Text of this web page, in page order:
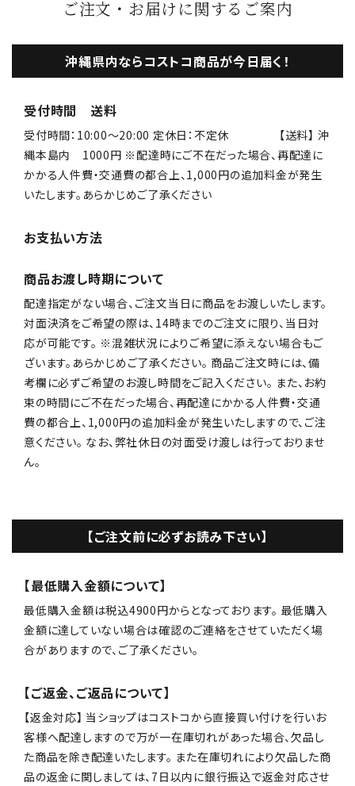
ご注文・お届けに関するご案内
沖縄県内ならコストコ商品が今日届く！
受付時間 送料
受付時間：10:00〜20:00 定休日：不定休 【送料】 沖
縄本島内 1000円 ※配達時にご不在だった場合、再配達に
かかる人件費・交通費の都合上、1,000円の追加料金が発生
いたします。あらかじめご了承ください
お支払い方法
商品お渡し時期について
配達指定がない場合、ご注文当日に商品をお渡しいたします。
対面決済をご希望の際は、14時までのご注文に限り、当日対
応が可能です。 ※混雑状況によりご希望に添えない場合もご
ざいます。あらかじめご了承ください。 商品ご注文時には、備
考欄に必ずご希望のお渡し時間をご記入ください。 また、お約
束の時間にご不在だった場合、再配達にかかる人件費・交通
費の都合上、1,000円の追加料金が発生いたしますので、ご注
意ください。 なお、弊社休日の対面受け渡しは行っておりませ
ん。
【ご注文前に必ずお読み下さい】
【最低購入金額について】
最低購入金額は税込4900円からとなっております。 最低購入
金額に達していない場合は確認のご連絡をさせていただく場
合がありますので、ご了承ください。
【ご返金、ご返品について】
【返金対応】 当ショップはコストコから直接買い付けを行いお
客様へ配達しますので万が一在庫切れがあった場合、欠品し
た商品を除き配達いたします。 また在庫切れにより欠品した商
品の返金に関しましては、7日以内に銀行振込で返金対応させ